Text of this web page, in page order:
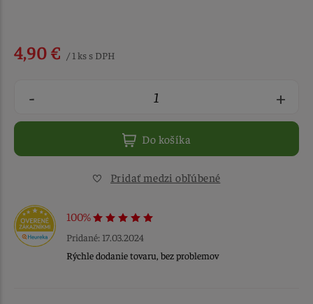
4,90 € / 1 ks s DPH
- +
Do košíka
Pridať medzi obľúbené
100%
Pridané: 17.03.2024
Rýchle dodanie tovaru, bez problemov